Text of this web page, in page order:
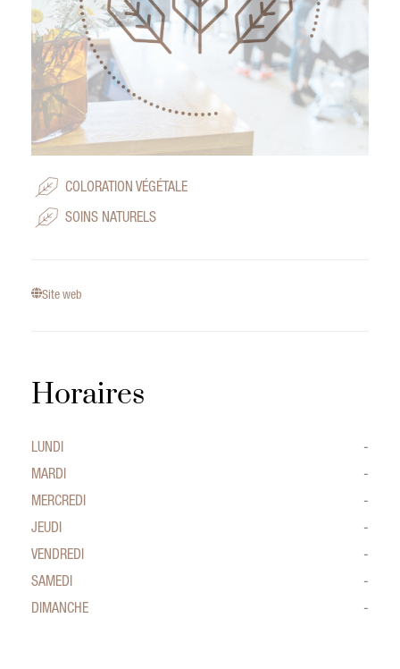
COLORATION VÉGÉTALE
SOINS NATURELS
Site web
Horaires
LUNDI
-
MARDI
-
MERCREDI
-
JEUDI
-
VENDREDI
-
SAMEDI
-
DIMANCHE
-